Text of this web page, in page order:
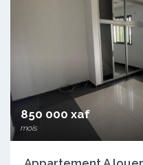
850 000 xaf
mois